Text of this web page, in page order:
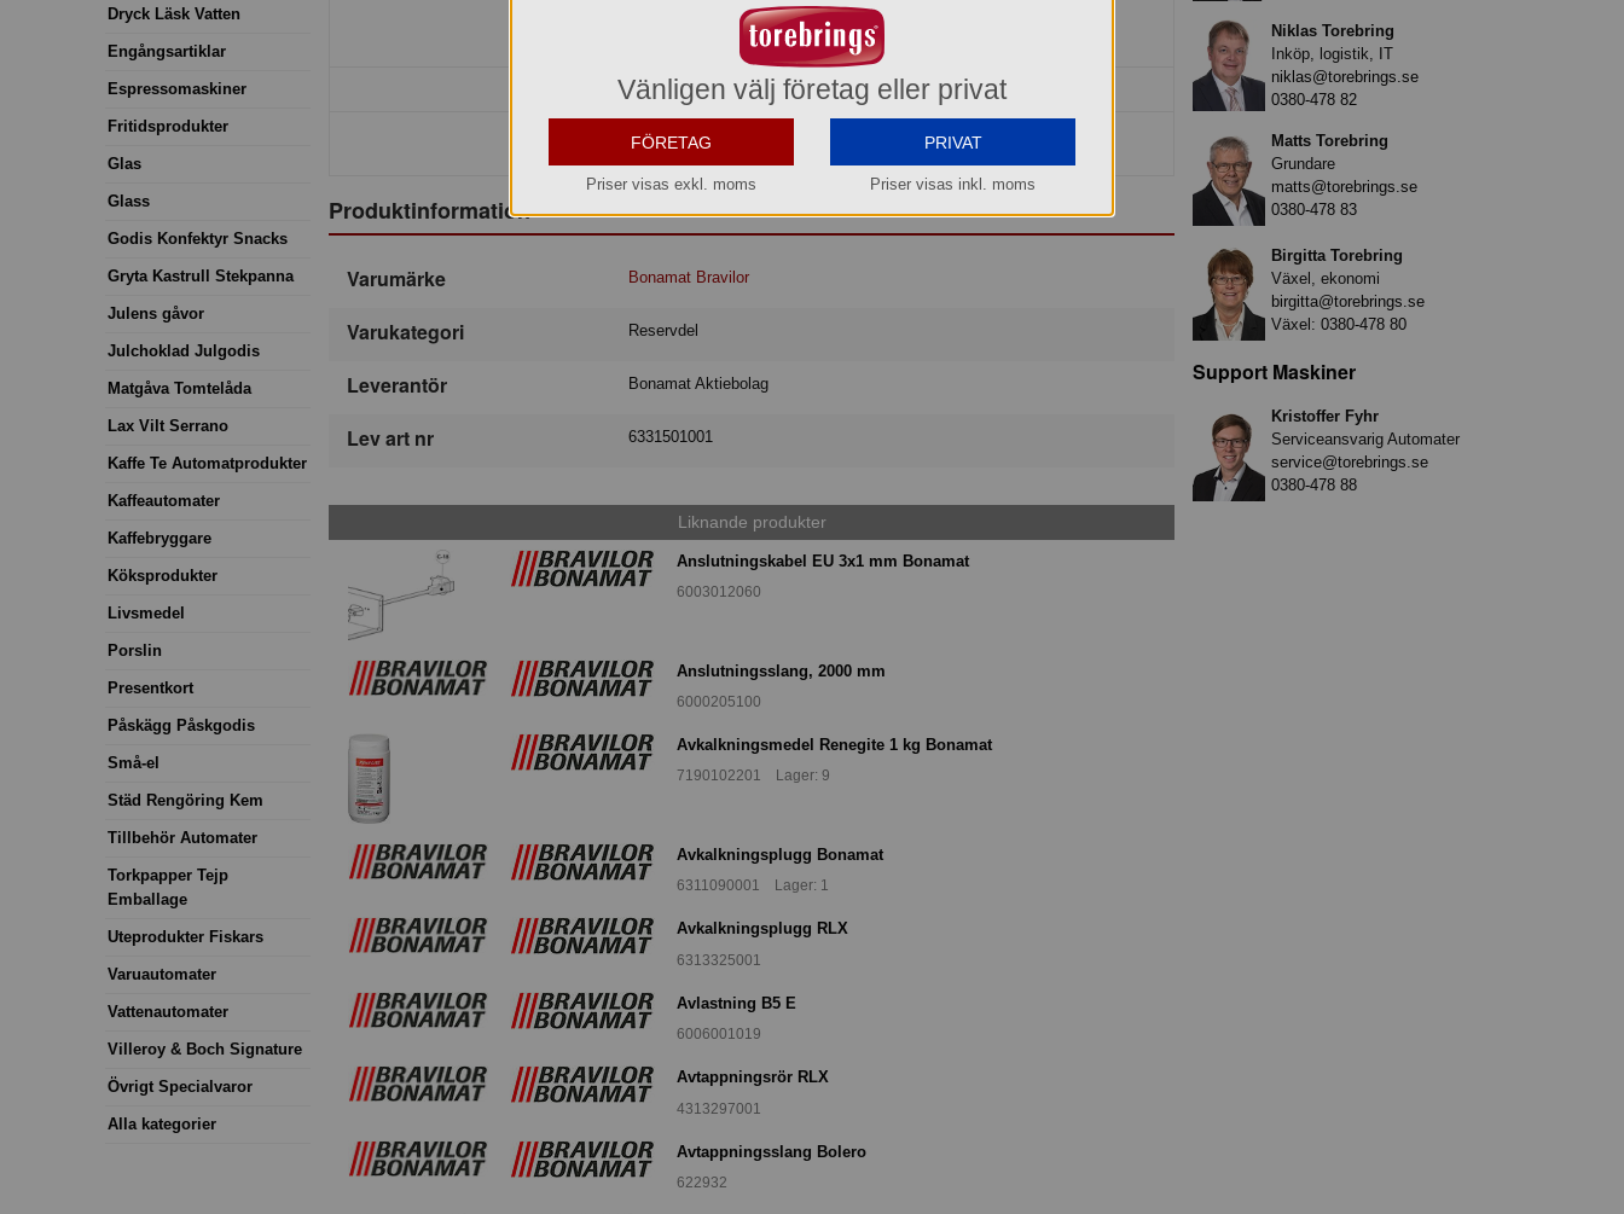
Dryck Läsk Vatten
Engångsartiklar
Espressomaskiner
Fritidsprodukter
Glas
Glass
Godis Konfektyr Snacks
Gryta Kastrull Stekpanna
Julens gåvor
Julchoklad Julgodis
Matgåva Tomtelåda
Lax Vilt Serrano
Kaffe Te Automatprodukter
Kaffeautomater
Kaffebryggare
Köksprodukter
Livsmedel
Porslin
Presentkort
Påskägg Påskgodis
Små-el
Städ Rengöring Kem
Tillbehör Automater
Torkpapper Tejp
Emballage
Uteprodukter Fiskars
Varuautomater
Vattenautomater
Villeroy & Boch Signature
Övrigt Specialvaror
Alla kategorier
425,00 kr
Hel förpackning =1*1 st
Lager: 6 förp.
Produktinformation
Varumärke Bonamat Bravilor
Varukategori Reservdel
Leverantör Bonamat Aktiebolag
Lev art nr 6331501001
Liknande produkter
Anslutningskabel EU 3x1 mm Bonamat
6003012060
Anslutningsslang, 2000 mm
6000205100
Avkalkningsmedel Renegite 1 kg Bonamat
7190102201 Lager: 9
Avkalkningsplugg Bonamat
6311090001 Lager: 1
Avkalkningsplugg RLX
6313325001
Avlastning B5 E
6006001019
Avtappningsrör RLX
4313297001
Avtappningsslang Bolero
622932
Niklas Torebring
Inköp, logistik, IT
niklas@torebrings.se
0380-478 82
Matts Torebring
Grundare
matts@torebrings.se
0380-478 83
Birgitta Torebring
Växel, ekonomi
birgitta@torebrings.se
Växel: 0380-478 80
Support Maskiner
Kristoffer Fyhr
Serviceansvarig Automater
service@torebrings.se
0380-478 88
Vänligen välj företag eller privat
FÖRETAG
Priser visas exkl. moms
PRIVAT
Priser visas inkl. moms